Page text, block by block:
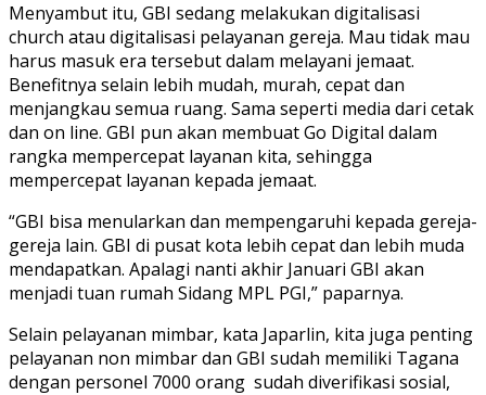
Menyambut itu, GBI sedang melakukan digitalisasi
church atau digitalisasi pelayanan gereja. Mau tidak mau
harus masuk era tersebut dalam melayani jemaat.
Benefitnya selain lebih mudah, murah, cepat dan
menjangkau semua ruang. Sama seperti media dari cetak
dan on line. GBI pun akan membuat Go Digital dalam
rangka mempercepat layanan kita, sehingga
mempercepat layanan kepada jemaat.
“GBI bisa menularkan dan mempengaruhi kepada gereja-
gereja lain. GBI di pusat kota lebih cepat dan lebih muda
mendapatkan. Apalagi nanti akhir Januari GBI akan
menjadi tuan rumah Sidang MPL PGI,” paparnya.
Selain pelayanan mimbar, kata Japarlin, kita juga penting
pelayanan non mimbar dan GBI sudah memiliki Tagana
dengan personel 7000 orang sudah diverifikasi sosial,